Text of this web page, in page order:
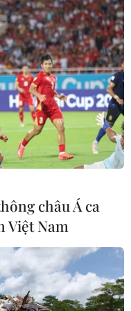
đồng muối truyền
làm muối Sa
mạnh mẽ, vừa gìn giữ
vững.
châu Á ca
Việt Nam